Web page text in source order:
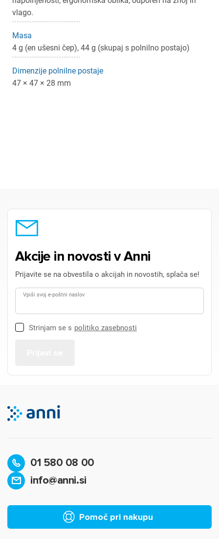
vlago.
Masa
4 g (en ušesni čep), 44 g (skupaj s polnilno postajo)
Dimenzije polnilne postaje
47 × 47 × 28 mm
Akcije in novosti v Anni
Prijavite se na obvestila o akcijah in novostih, splača se!
Vpiši svoj e-poštni naslov
Strinjam se s politiko zasebnosti
01 580 08 00
info@anni.si
Pomoč pri nakupu